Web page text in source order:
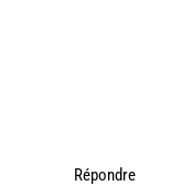
Répondre